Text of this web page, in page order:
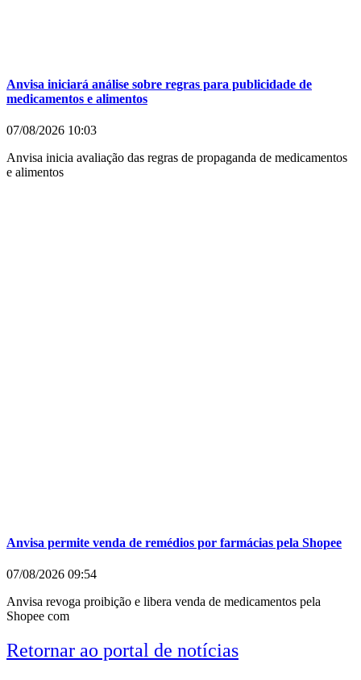
Anvisa iniciará análise sobre regras para publicidade de
medicamentos e alimentos
07/08/2026 10:03
Anvisa inicia avaliação das regras de propaganda de medicamentos
e alimentos
Anvisa permite venda de remédios por farmácias pela Shopee
07/08/2026 09:54
Anvisa revoga proibição e libera venda de medicamentos pela
Shopee com
Retornar ao portal de notícias